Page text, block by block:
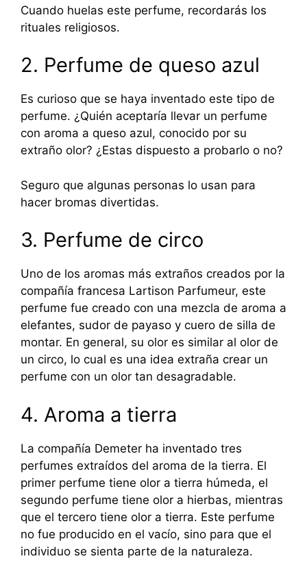
Cuando huelas este perfume, recordarás los
rituales religiosos.
2. Perfume de queso azul
Es curioso que se haya inventado este tipo de
perfume. ¿Quién aceptaría llevar un perfume
con aroma a queso azul, conocido por su
extraño olor? ¿Estas dispuesto a probarlo o no?
Seguro que algunas personas lo usan para
hacer bromas divertidas.
3. Perfume de circo
Uno de los aromas más extraños creados por la
compañía francesa Lartison Parfumeur, este
perfume fue creado con una mezcla de aroma a
elefantes, sudor de payaso y cuero de silla de
montar. En general, su olor es similar al olor de
un circo, lo cual es una idea extraña crear un
perfume con un olor tan desagradable.
4. Aroma a tierra
La compañía Demeter ha inventado tres
perfumes extraídos del aroma de la tierra. El
primer perfume tiene olor a tierra húmeda, el
segundo perfume tiene olor a hierbas, mientras
que el tercero tiene olor a tierra. Este perfume
no fue producido en el vacío, sino para que el
individuo se sienta parte de la naturaleza.